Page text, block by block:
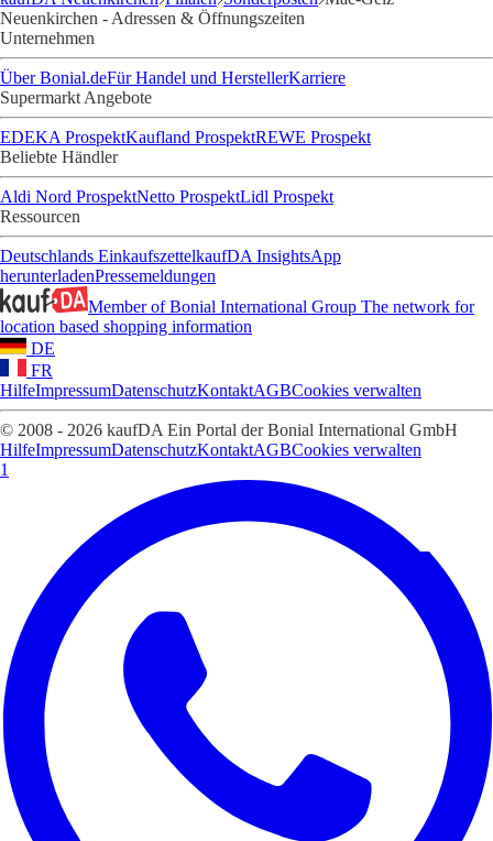
Neuenkirchen - Adressen & Öffnungszeiten
Unternehmen
Über Bonial.deFür Handel und HerstellerKarriere
Supermarkt Angebote
EDEKA ProspektKaufland ProspektREWE Prospekt
Beliebte Händler
Aldi Nord ProspektNetto ProspektLidl Prospekt
Ressourcen
Deutschlands EinkaufszettelkaufDA InsightsApp
herunterladenPressemeldungen
Member of Bonial International Group The network for
location based shopping information
DE
FR
HilfeImpressumDatenschutzKontaktAGBCookies verwalten
© 2008 - 2026 kaufDA Ein Portal der Bonial International GmbH
HilfeImpressumDatenschutzKontaktAGBCookies verwalten
1